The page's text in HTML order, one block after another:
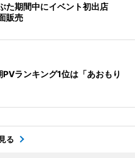
た期間中にイベント初出店
販売
ランキング1位は「あおもり
る